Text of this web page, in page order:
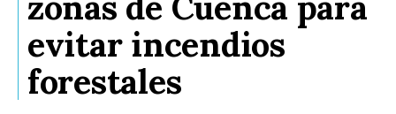
evitar incendios
forestales